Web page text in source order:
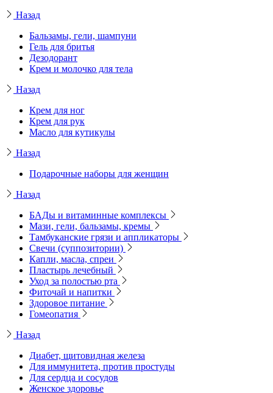
Назад
Бальзамы, гели, шампуни
Гель для бритья
Дезодорант
Крем и молочко для тела
Назад
Крем для ног
Крем для рук
Масло для кутикулы
Назад
Подарочные наборы для женщин
Назад
БАДы и витаминные комплексы
Мази, гели, бальзамы, кремы
Тамбуканские грязи и аппликаторы
Свечи (суппозитории)
Капли, масла, спреи
Пластырь лечебный
Уход за полостью рта
Фиточай и напитки
Здоровое питание
Гомеопатия
Назад
Диабет, щитовидная железа
Для иммунитета, против простуды
Для сердца и сосудов
Женское здоровье